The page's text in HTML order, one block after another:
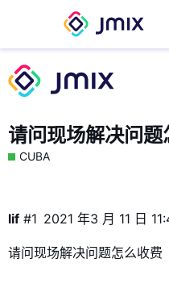
请问现场解决问题
CUBA
lif 2021 年3 月 11 日
#1
请问现场解决问题怎么收费